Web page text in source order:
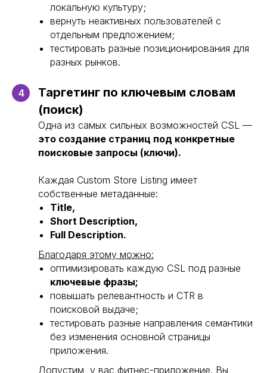
локальную культуру;
вернуть неактивных пользователей с
отдельным предложением;
тестировать разные позиционирования для
разных рынков.
4
Таргетинг по ключевым словам
(поиск)
Одна из самых сильных возможностей CSL —
это создание страниц под конкретные
поисковые запросы (ключи).
Каждая Custom Store Listing имеет
собственные метаданные:
Title,
Short Description,
Full Description.
Благодаря этому можно:
оптимизировать каждую CSL под разные
ключевые фразы;
повышать релевантность и CTR в
поисковой выдаче;
тестировать разные направления семантики
без изменения основной страницы
приложения.
Допустим, у вас фитнес-приложение. Вы